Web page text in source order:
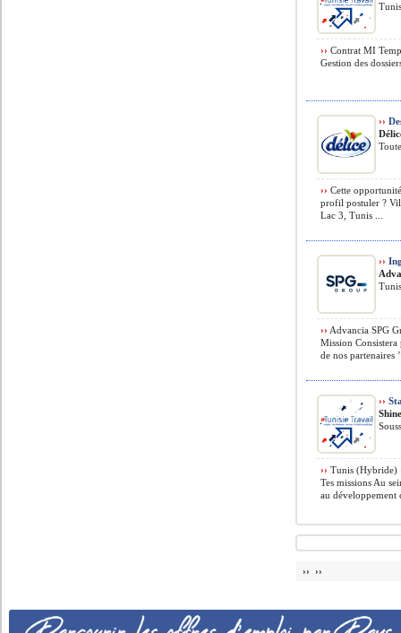
›› Contrat MI
Gestion des
››
›› Cette
profil postuler ?
Lac 3, Tunis ...
››
›› Advancia SPG
Mission
de nos partenaires
››
›› Tunis (Hybride)
Tes missions Au
au développement
›› ››